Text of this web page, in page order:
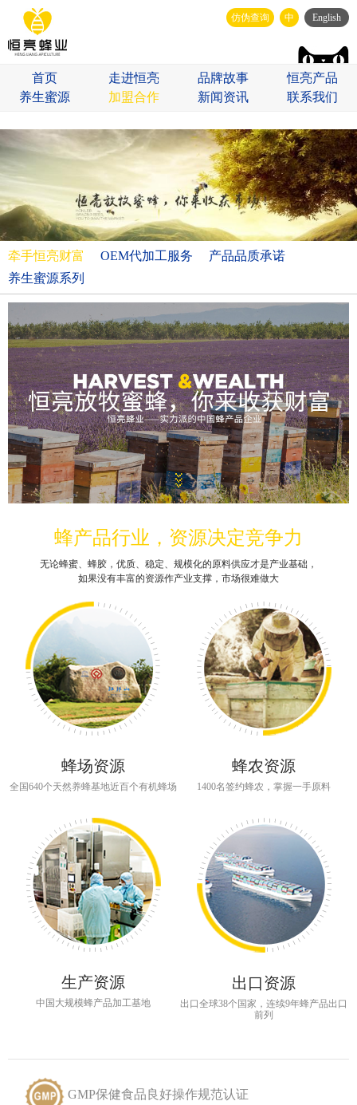
仿伪查询 中 English
首页 走进恒亮 品牌故事
恒亮产品
养生蜜源
加盟合作 新闻资讯 联系我们
牵手恒亮财富 OEM代加工服务
产品品质承诺
养生蜜源系列
蜂产品行业，资源决定竞争力
无论蜂蜜、蜂胶，优质、稳定、规模化的原料供应才是产业基础，
如果没有丰富的资源作产业支撑，市场很难做大
蜂场资源
全国640个天然养蜂基地近百个有机蜂场
蜂农资源
1400名签约蜂农，掌握一手原料
生产资源
中国大规模蜂产品加工基地
出口资源
出口全球38个国家，连续9年蜂产品出口
前列
GMP保健食品良好操作规范认证